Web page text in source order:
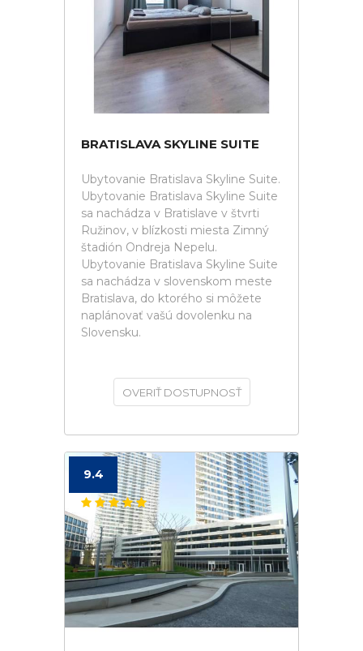
BRATISLAVA SKYLINE SUITE
Ubytovanie Bratislava Skyline Suite.
Ubytovanie Bratislava Skyline Suite
sa nachádza v Bratislave v štvrti
Ružinov, v blízkosti miesta Zimný
štadión Ondreja Nepelu.
Ubytovanie Bratislava Skyline Suite
sa nachádza v slovenskom meste
Bratislava, do ktorého si môžete
naplánovať vašú dovolenku na
Slovensku.
OVERIŤ DOSTUPNOSŤ
9.4